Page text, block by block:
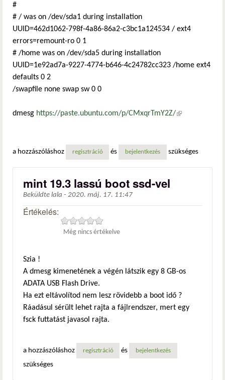
#
# / was on /dev/sda1 during installation
UUID=462d1062-798f-4a86-86a2-c3bc1a124534 / ext4
errors=remount-ro 0 1
# /home was on /dev/sda5 during installation
UUID=1e92ad7a-9227-4774-b646-4c24782cc323 /home ext4
defaults 0 2
/swapfile none swap sw 0 0
dmesg https://paste.ubuntu.com/p/CMxqrTmY2Z/(külső
a hozzászóláshoz regisztráció és bejelentkezés szükséges
mint 19.3 lassú boot ssd-vel
Beküldte lala - 2020. máj. 17. 11:47
Értékelés:
Még nincs értékelve
Szia !
A dmesg kimenetének a végén látszik egy 8 GB-os
ADATA USB Flash Drive.
Ha ezt eltávolítod nem lesz rövidebb a boot idő ?
Ráadásul sérült lehet rajta a fájlrendszer, mert egy
fsck futtatást javasol rajta.
a hozzászóláshoz regisztráció és bejelentkezés
szükséges